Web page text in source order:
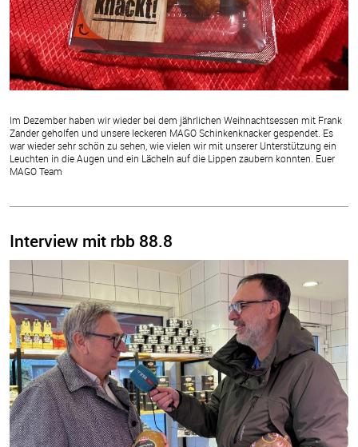
Im Dezember haben wir wieder bei dem jährlichen Weihnachtsessen mit Frank
Zander geholfen und unsere leckeren MAGO Schinkenknacker gespendet. Es
war wieder sehr schön zu sehen, wie vielen wir mit unserer Unterstützung ein
Leuchten in die Augen und ein Lächeln auf die Lippen zaubern konnten. Euer
MAGO Team
Interview mit rbb 88.8